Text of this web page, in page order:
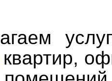
квартир,